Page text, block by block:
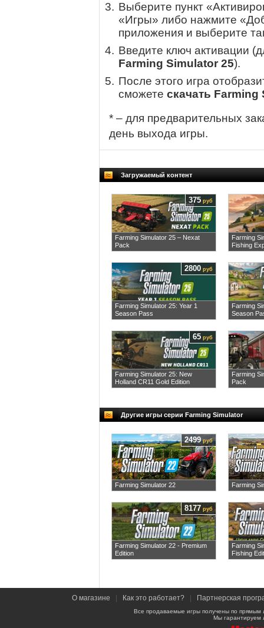
Выберите пункт
«Игры» либо нажмите
приложения и выберите
Введите ключ активации
Farming Simulator 25).
После этого игра
сможете скачать Farming
* – для предварительных
день выхода игры.
Загружаемый контент
Farming Simulator 25 – Nexat
Pack
375 руб
Farming
Fishing
Farming Simulator 25: Year 1
Season Pass
2800 руб
Farming
Season
Farming Simulator 25: New
Holland CR11 Gold Edition
65 руб
Farming
Pack
Другие игры серии Farming Simulator
Farming Simulator 22
2499руб
Farming
Farming Simulator 22 - Premium
Edition
8177 руб
Farming
Fishing
О магазине Как это работает? Партнерская
Все продаваемые игры получены по
Мы гарантируем